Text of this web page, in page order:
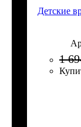
Детские
1